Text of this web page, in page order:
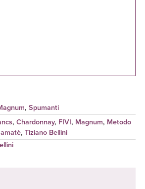
,Spumanti
,Chardonnay, FIVI, Magnum, Metodo
,Tiziano Bellini